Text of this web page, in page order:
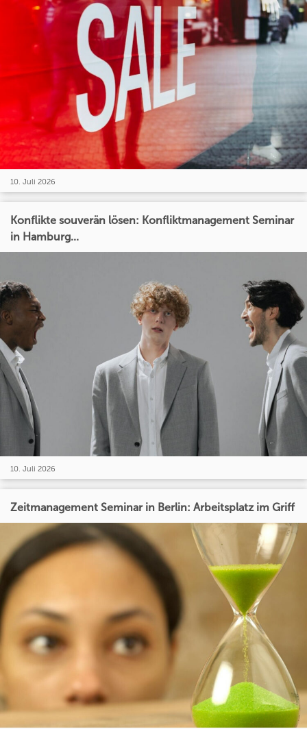
10. Juli 2026
Konflikte souverän lösen: Konfliktmanagement Seminar
in Hamburg...
10. Juli 2026
Zeitmanagement Seminar in Berlin: Arbeitsplatz im Griff